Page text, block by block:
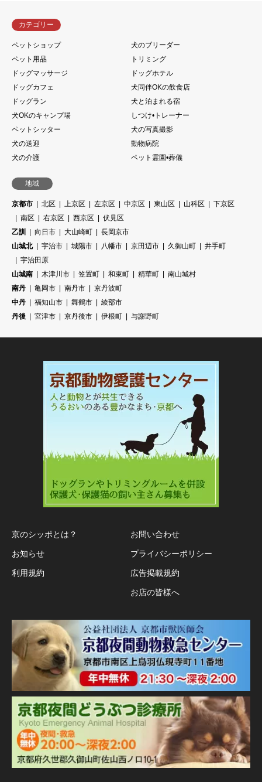
カテゴリー
ペットショップ
犬のブリーダー
ペット用品
トリミング
ドッグマッサージ
ドッグホテル
ドッグカフェ
犬同伴OKの飲食店
ドッグラン
犬と泊まれる宿
犬OKのキャンプ場
しつけ•トレーナー
ペットシッター
犬の写真撮影
犬の送迎
動物病院
犬の介護
ペット霊園•葬儀
地域
京都市 北区 上京区 左京区 中京区 東山区 山科区
下京区
南区
右京区 西京区
伏見区
乙訓
向日市 大山崎町
長岡京市
山城北
宇治市 城陽市 八幡市 京田辺市 久御山町
井手町
宇治田原
山城南
木津川市 笠置町 和束町 精華町
南山城村
南丹
亀岡市 南丹市
京丹波町
中丹
福知山市 舞鶴市
綾部市
丹後
宮津市 京丹後市 伊根町 与謝野町
京のシッポとは？
お知らせ
利用規約
お問い合わせ
プライバシーポリシー
広告掲載規約
お店の皆様へ